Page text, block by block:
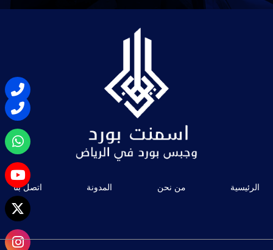
الرئيسية من نحن المدونة اتصل بنا